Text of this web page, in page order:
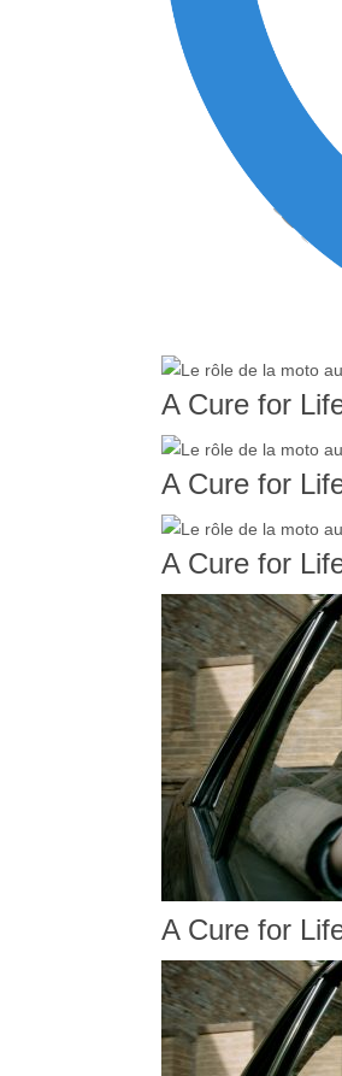
A Cure for
A Cure for
A Cure for
A Cure for